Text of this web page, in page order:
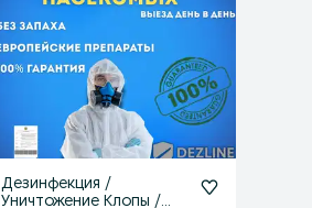
Дезинфекция /
Уничтожение Клопы /